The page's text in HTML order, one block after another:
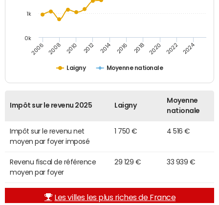
Laigny Moyenne nationale
2006 2008 2010 2012 2014 2016 2018 2020 2022 2024
0k
1k
Impôt sur le revenu 2025 Laigny
Moyenne
nationale
Impôt sur le revenu net
moyen par foyer imposé
1 750 € 4 516 €
Revenu fiscal de référence
moyen par foyer
29 129 € 33 939 €
Les villes les plus riches de France